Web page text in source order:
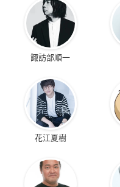
諏訪部順一
花江夏樹